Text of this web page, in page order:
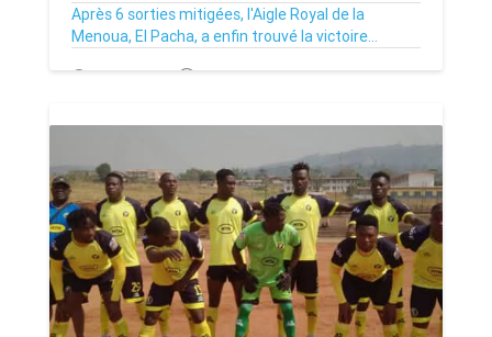
Après 6 sorties mitigées, l'Aigle Royal de la
Menoua, El Pacha, a enfin trouvé la victoire...
26/01/25 Par MenouActu 0